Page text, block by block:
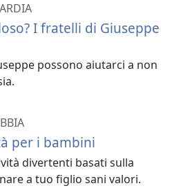
I fratelli di Giuseppe
possono aiutarci a non
per i bambini
divertenti basati sulla
a tuo figlio sani valori.